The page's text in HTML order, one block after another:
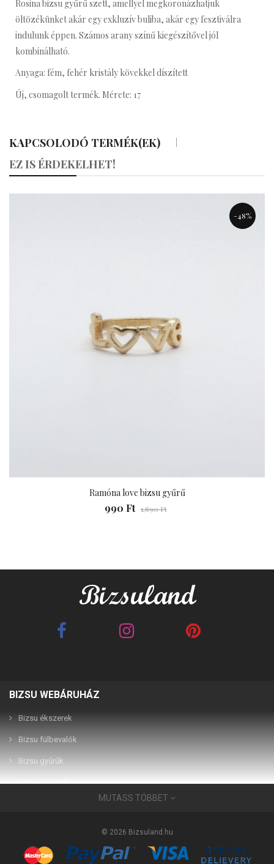
Rosina bizsu gyűrű szett, amellyel megkoronázhatjuk
öltözékünket akár egy exkluzív buliba, akár egy fesztiválra
indulunk éppen. Számos arany színű kiegészítővel jól
kombinálható.
Anyaga: fém, fehér kristály kövekkel díszített
Új, csomagolt termék. Mérete: 17
KAPCSOLODÓ TERMÉK(EK)
EZ IS ÉRDEKELHET!
-48%
Ramóna love bizsu gyűrű
990 Ft 1,890 Ft
Best Friends barna 2in1
2,990 Ft
BIZSU WEBÁRUHÁZ
Bizsu ékszerek
Bizsu fülbevalók
Bizsu gyűrűk
Bizsu karkötők
MUTASS TÖBBET
© 2026 Bizsuland.hu